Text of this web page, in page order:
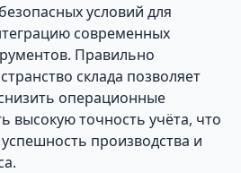
условий для
современных
Правильно
склада позволяет
операционные
высокую точность учёта, что
производства и